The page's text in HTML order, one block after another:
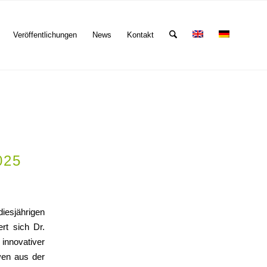
Veröffentlichungen News Kontakt
sich Dr.
aus der